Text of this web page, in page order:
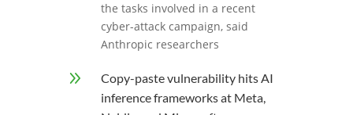
the tasks involved in a recent
cyber-attack campaign, said
Anthropic researchers
9
Copy-paste vulnerability hits AI
inference frameworks at Meta,